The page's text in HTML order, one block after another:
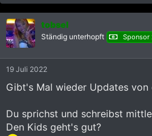
a
k
t
i
o
n
:
tobsel
Ständig unterhopft Sponsor
19 Juli 2022
Gibt's Mal wieder Updates von
Du sprichst und schreibst
Den Kids geht's gut?